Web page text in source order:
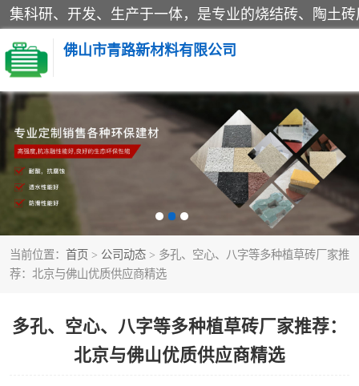
佛山市青路新材料有限公司
当前位置： 首页 > 公司动态 > 多孔、空心、八字等多种植草砖厂家推
荐：北京与佛山优质供应商精选
多孔、空心、八字等多种植草砖厂家推荐：
北京与佛山优质供应商精选